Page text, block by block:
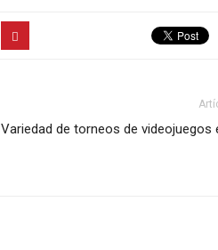
Variedad de torneos de videojuegos